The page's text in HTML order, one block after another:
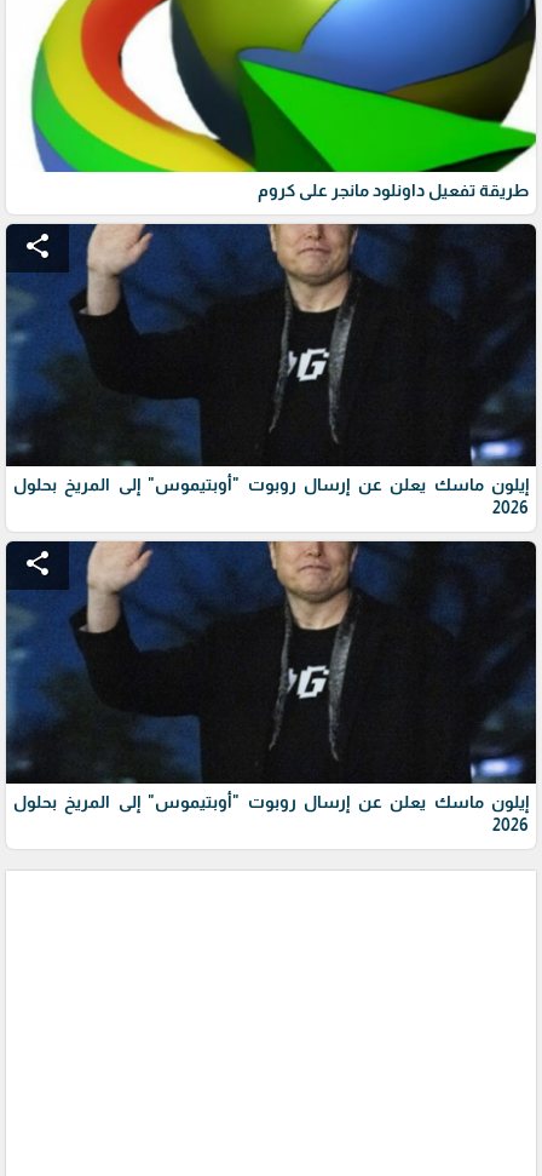
طريقة تفعيل داونلود مانجر على كروم
share
إيلون ماسك يعلن عن إرسال روبوت "أوبتيموس" إلى المريخ بحلول
2026
share
إيلون ماسك يعلن عن إرسال روبوت "أوبتيموس" إلى المريخ بحلول
2026